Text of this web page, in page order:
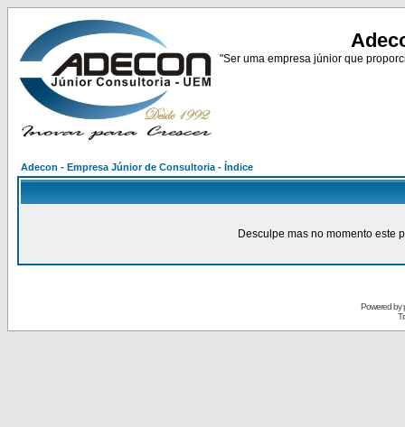
"Ser uma empresa júnior que
Adecon - Empresa Júnior de Consultoria - Índice
Desculpe mas no momento este
Powered by